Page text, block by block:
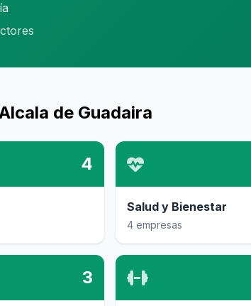
de Guadaira
4
Salud y Bienestar
4 empresas
3